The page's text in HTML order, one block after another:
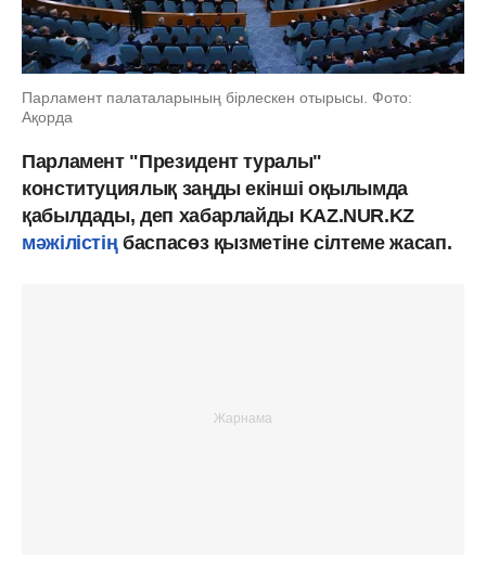
Парламент палаталарының бірлескен отырысы. Фото:
Ақорда
Парламент "Президент туралы"
конституциялық заңды екінші оқылымда
қабылдады, деп хабарлайды KAZ.NUR.KZ
мәжілістіңбаспасөз қызметіне сілтеме жасап.